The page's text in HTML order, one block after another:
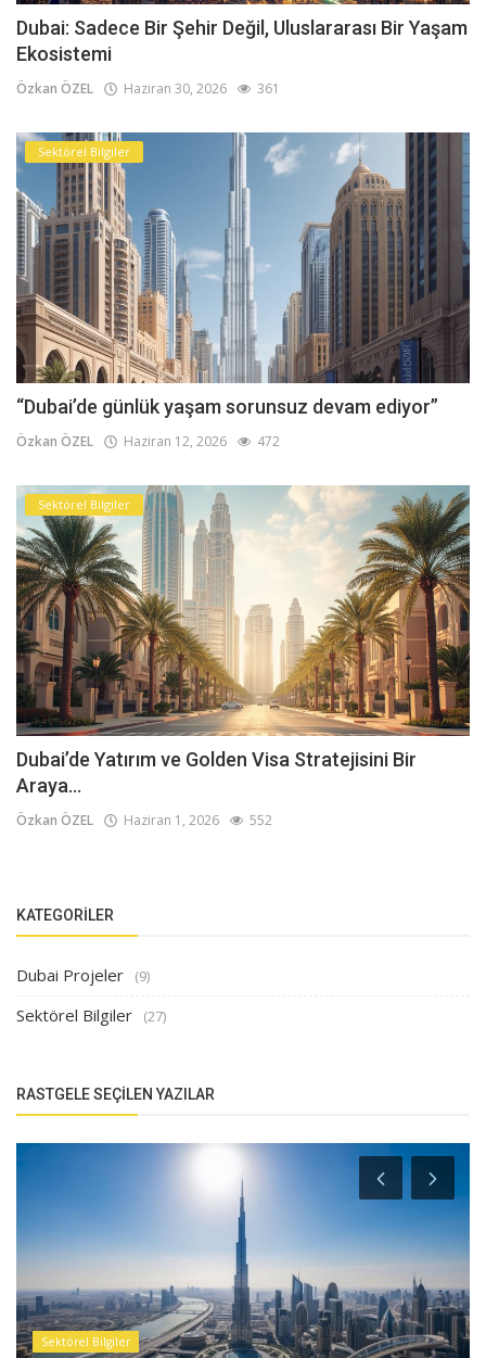
Dubai: Sadece Bir Şehir Değil, Uluslararası Bir Yaşam
Ekosistemi
Özkan ÖZEL Haziran 30, 2026 361
Sektörel Bilgiler
“Dubai’de günlük yaşam sorunsuz devam ediyor”
Özkan ÖZEL Haziran 12, 2026 472
Sektörel Bilgiler
Dubai’de Yatırım ve Golden Visa Stratejisini Bir
Araya...
Özkan ÖZEL Haziran 1, 2026 552
KATEGORILER
Dubai Projeler (9)
Sektörel Bilgiler (27)
RASTGELE SEÇILEN YAZILAR
Sektörel Bilgiler